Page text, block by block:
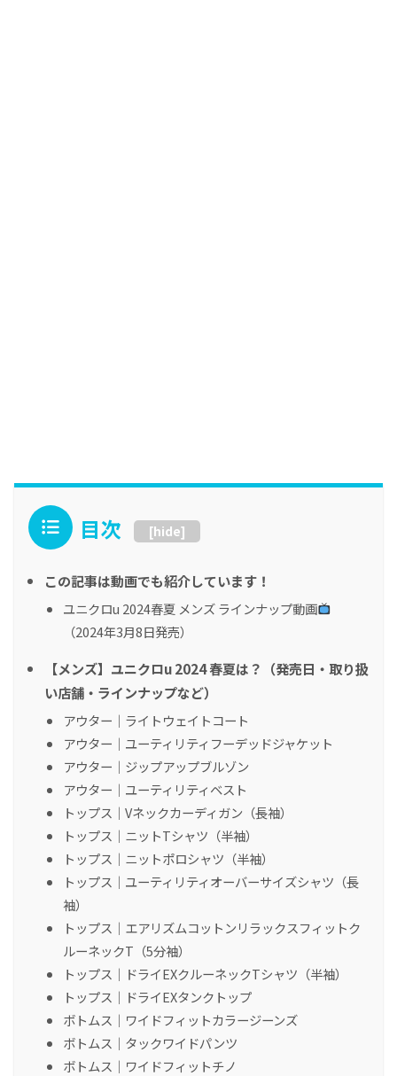
目次 [hide]
この記事は動画でも紹介しています！
ユニクロu 2024春夏 メンズ ラインナップ動画
（2024年3月8日発売）
【メンズ】ユニクロu 2024 春夏は？（発売日・取り扱
い店舗・ラインナップなど）
アウター｜ライトウェイトコート
アウター｜ユーティリティフーデッドジャケット
アウター｜ジップアップブルゾン
アウター｜ユーティリティベスト
トップス｜Vネックカーディガン（長袖）
トップス｜ニットTシャツ（半袖）
トップス｜ニットポロシャツ（半袖）
トップス｜ユーティリティオーバーサイズシャツ（長
袖）
トップス｜エアリズムコットンリラックスフィットク
ルーネックT（5分袖）
トップス｜ドライEXクルーネックTシャツ（半袖）
トップス｜ドライEXタンクトップ
ボトムス｜ワイドフィットカラージーンズ
ボトムス｜タックワイドパンツ
ボトムス｜ワイドフィットチノ